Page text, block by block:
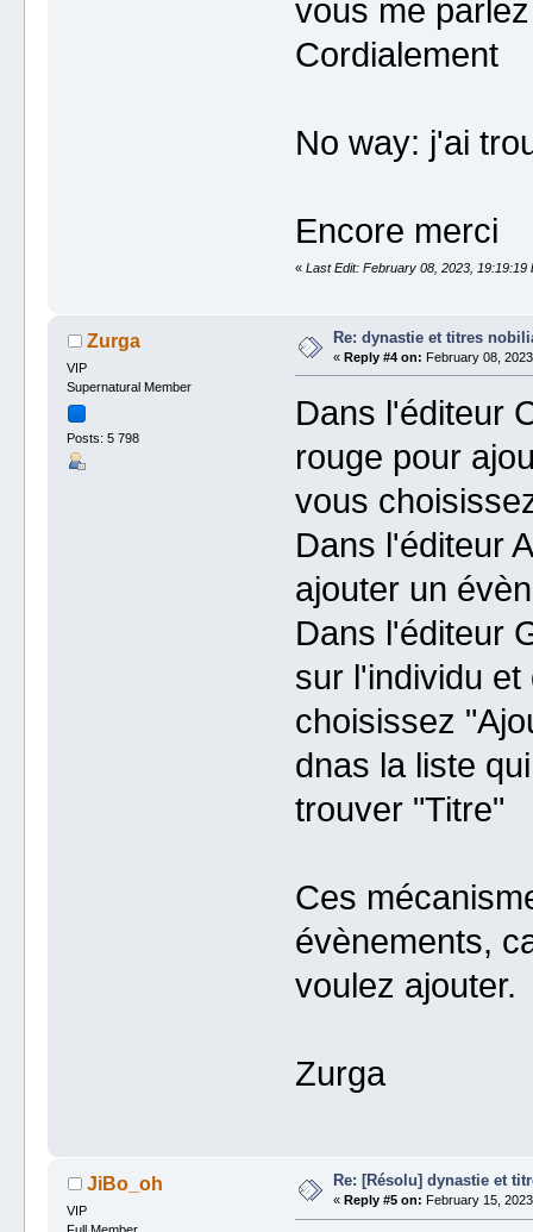
vous me
Cordialement
No way: j'ai
Encore merci
« Last Edit: February 08, 2023, 19:19:19
Zurga
VIP
Supernatural Member
Posts: 5 798
Re: dynastie et titres
«Reply #4 on: February 08,
Dans l'éditeur
rouge pour
vous
Dans l'éditeur
ajouter un
Dans l'éditeur
sur l'individu
choisissez
dnas la liste
trouver "Titre"
Ces
évènements,
voulez ajouter.
Zurga
JiBo_oh
VIP
Re: [Résolu] dynastie et
«Reply #5 on: February 15,